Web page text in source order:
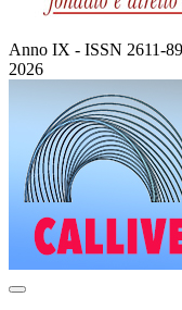
Anno IX - ISSN 2611-
2026